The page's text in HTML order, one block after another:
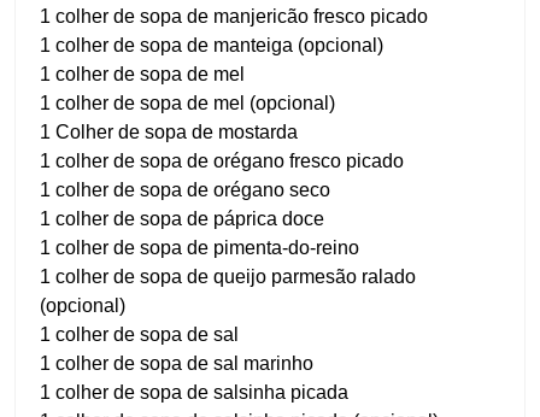
1 colher de sopa de manjericão fresco picado
1 colher de sopa de manteiga (opcional)
1 colher de sopa de mel
1 colher de sopa de mel (opcional)
1 Colher de sopa de mostarda
1 colher de sopa de orégano fresco picado
1 colher de sopa de orégano seco
1 colher de sopa de páprica doce
1 colher de sopa de pimenta-do-reino
1 colher de sopa de queijo parmesão ralado
(opcional)
1 colher de sopa de sal
1 colher de sopa de sal marinho
1 colher de sopa de salsinha picada